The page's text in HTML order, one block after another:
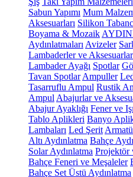
Sabun Yapımı Mum
Aksesuarları Silikon
Boyama & Mozaik
Aydınlatmaları Avizeler
Lambaderler ve
Lambader Ayağı Spotlar
Tavan Spotlar Ampuller
Tasarruflu Ampul Rustik
Ampul Abajurlar ve
Abajur Ayaklığı Fener ve
Tablo Aplikleri Banyo
Lambaları Led Şerit
Altı Aydınlatma Bahçe
Solar Aydınlatma Projektör
Bahçe Feneri ve Meşaleler
Bahçe Set Üstü Aydınlatma